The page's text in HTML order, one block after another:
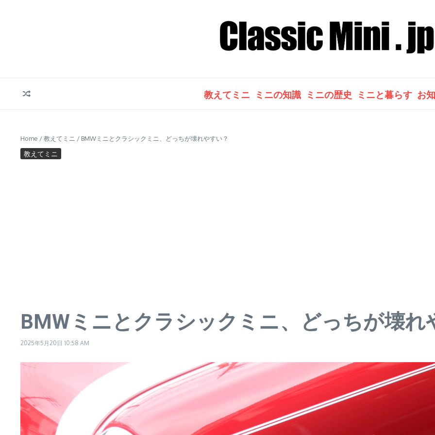
教えてミニ ミニの知識 ミニの歴史 ミニと暮らす お
Home /教えてミニ / BMWミニとクラシックミニ、どっちが壊れやすい？
教えてミニ
BMWミニとクラシックミニ、どっちが壊れ
2025年5月20日 10:58 AM